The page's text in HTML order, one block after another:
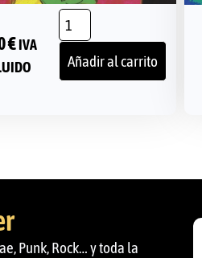
€ IVA
Añadir al carrito
Punk, Rock… y toda la